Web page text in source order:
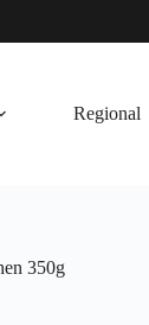
Regional
350g